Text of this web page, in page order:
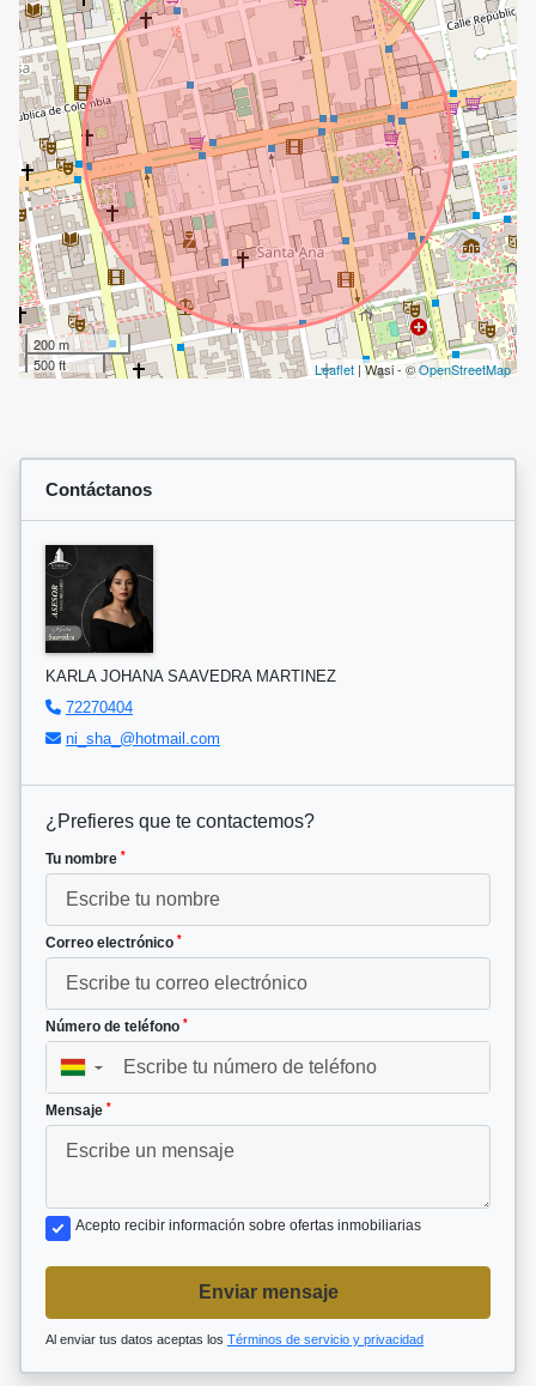
200 m
500 ft
Leaflet | Wasi - ©OpenStreetMap
Contáctanos
KARLA JOHANA SAAVEDRA MARTINEZ
72270404
ni_sha_@hotmail.com
¿Prefieres que te contactemos?
Tu nombre *
Correo electrónico *
Número de teléfono *
▼
Mensaje *
Acepto recibir información sobre ofertas inmobiliarias
Enviar mensaje
Al enviar tus datos aceptas los Términos de servicio y privacidad